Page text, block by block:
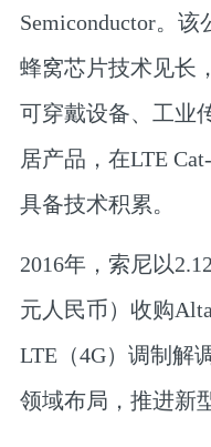
Semiconductor。
蜂窝芯片技术见长
可穿戴设备、工业
居产品，在LTE
具备技术积累。
2016年，索尼以
元人民币）收购
LTE（4G）调制解
领域布局，推进新